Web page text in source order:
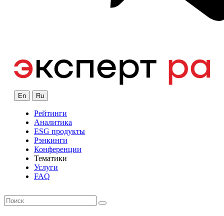
En Ru
Рейтинги
Аналитика
ESG продукты
Рэнкинги
Конференции
Тематики
Услуги
FAQ